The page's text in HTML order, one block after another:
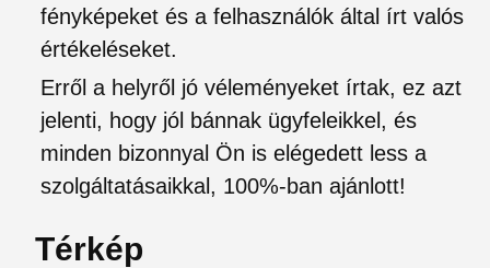
fényképeket és a felhasználók által írt valós
értékeléseket.
Erről a helyről jó véleményeket írtak, ez azt
jelenti, hogy jól bánnak ügyfeleikkel, és
minden bizonnyal Ön is elégedett less a
szolgáltatásaikkal, 100%-ban ajánlott!
Térkép